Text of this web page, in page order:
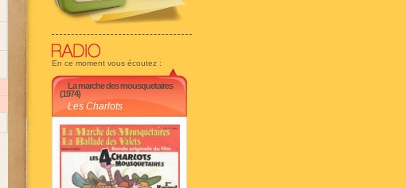
En ce moment vous écoutez :
La marche des mousquetaires
(1974)
Les Charlots